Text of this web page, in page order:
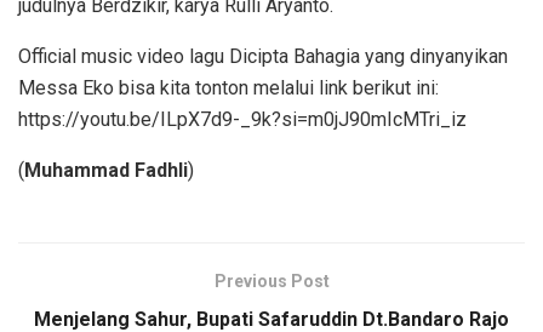
judulnya Berdzikir, karya Rulli Aryanto.
Official music video lagu Dicipta Bahagia yang dinyanyikan
Messa Eko bisa kita tonton melalui link berikut ini:
https://youtu.be/ILpX7d9-_9k?si=m0jJ90mIcMTri_iz
(Muhammad Fadhli)
Previous Post
Menjelang Sahur, Bupati Safaruddin Dt.Bandaro Rajo